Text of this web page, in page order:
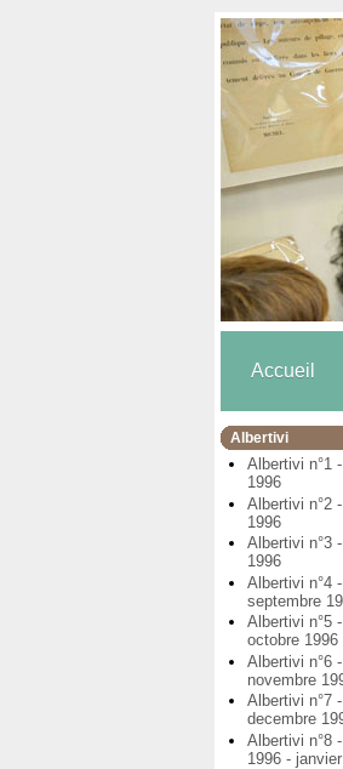
Accueil
Albertivi
Albertivi n°1
1996
Albertivi n°2
1996
Albertivi n°3
1996
Albertivi n°4
septembre
Albertivi n°5
octobre 1996
Albertivi n°6
novembre
Albertivi n°7
decembre
Albertivi n°8
1996 -